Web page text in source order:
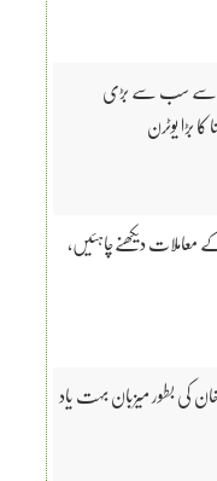
سے سب سے بڑی
بڑا یوٹرن
دیکھنےچاہئیں،
کی بطور میزبان بہت یاد